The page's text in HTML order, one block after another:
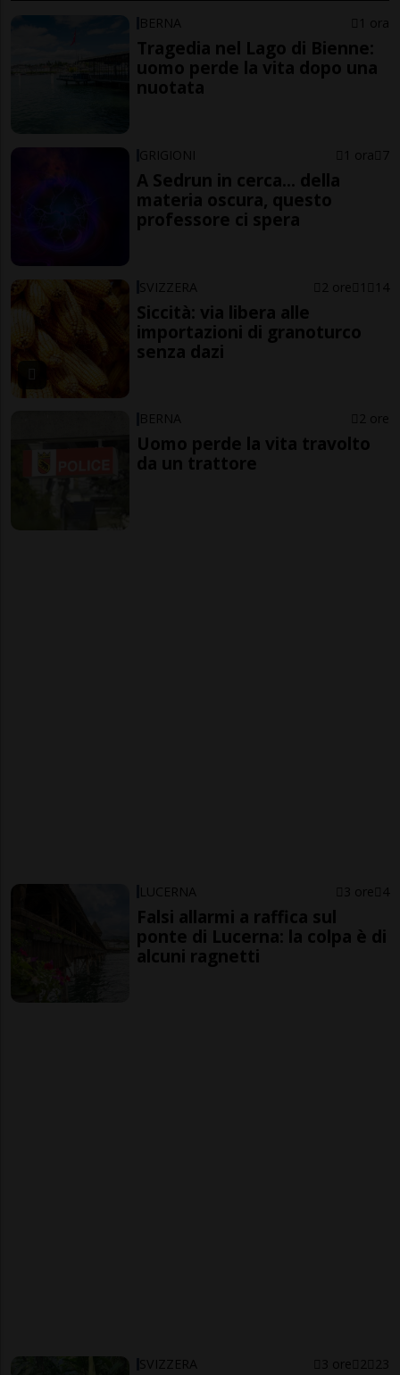
BERNA 1 ora
Tragedia nel Lago di Bienne:
uomo perde la vita dopo una
nuotata
GRIGIONI 1 ora 7
A Sedrun in cerca... della
materia oscura, questo
professore ci spera
SVIZZERA 2 ore 1 14
Siccità: via libera alle
importazioni di granoturco
senza dazi
BERNA 2 ore
Uomo perde la vita travolto
da un trattore
LUCERNA 3 ore 4
Falsi allarmi a raffica sul
ponte di Lucerna: la colpa è di
alcuni ragnetti
SVIZZERA 3 ore 2 23